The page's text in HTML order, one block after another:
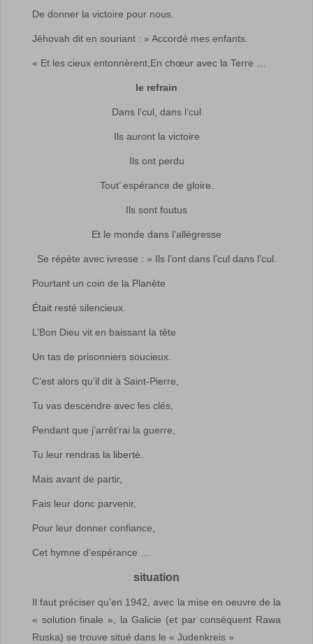
De donner la victoire pour nous.
Jéhovah dit en souriant : » Accordé mes enfants.
« Et les cieux entonnèrent,En chœur avec la Terre …
le refrain
Dans l’cul, dans l’cul
Ils auront la victoire
Ils ont perdu
Tout’ espérance de gloire.
Ils sont foutus
Et le monde dans l’allégresse
Se répète avec ivresse : » Ils l’ont dans l’cul dans l’cul.
Pourtant un coin de la Planète
Était resté silencieux.
L’Bon Dieu vit en baissant la tête
Un tas de prisonniers soucieux.
C’est alors qu’il dit à Saint-Pierre,
Tu vas descendre avec les clés,
Pendant que j’arrêt’rai la guerre,
Tu leur rendras la liberté.
Mais avant de partir,
Fais leur donc parvenir,
Pour leur donner confiance,
Cet hymne d’espérance …
situation
Il faut préciser qu’en 1942, avec la mise en oeuvre de la
« solution finale », la Galicie (et par conséquent Rawa
Ruska) se trouve situé dans le « Judenkreis »